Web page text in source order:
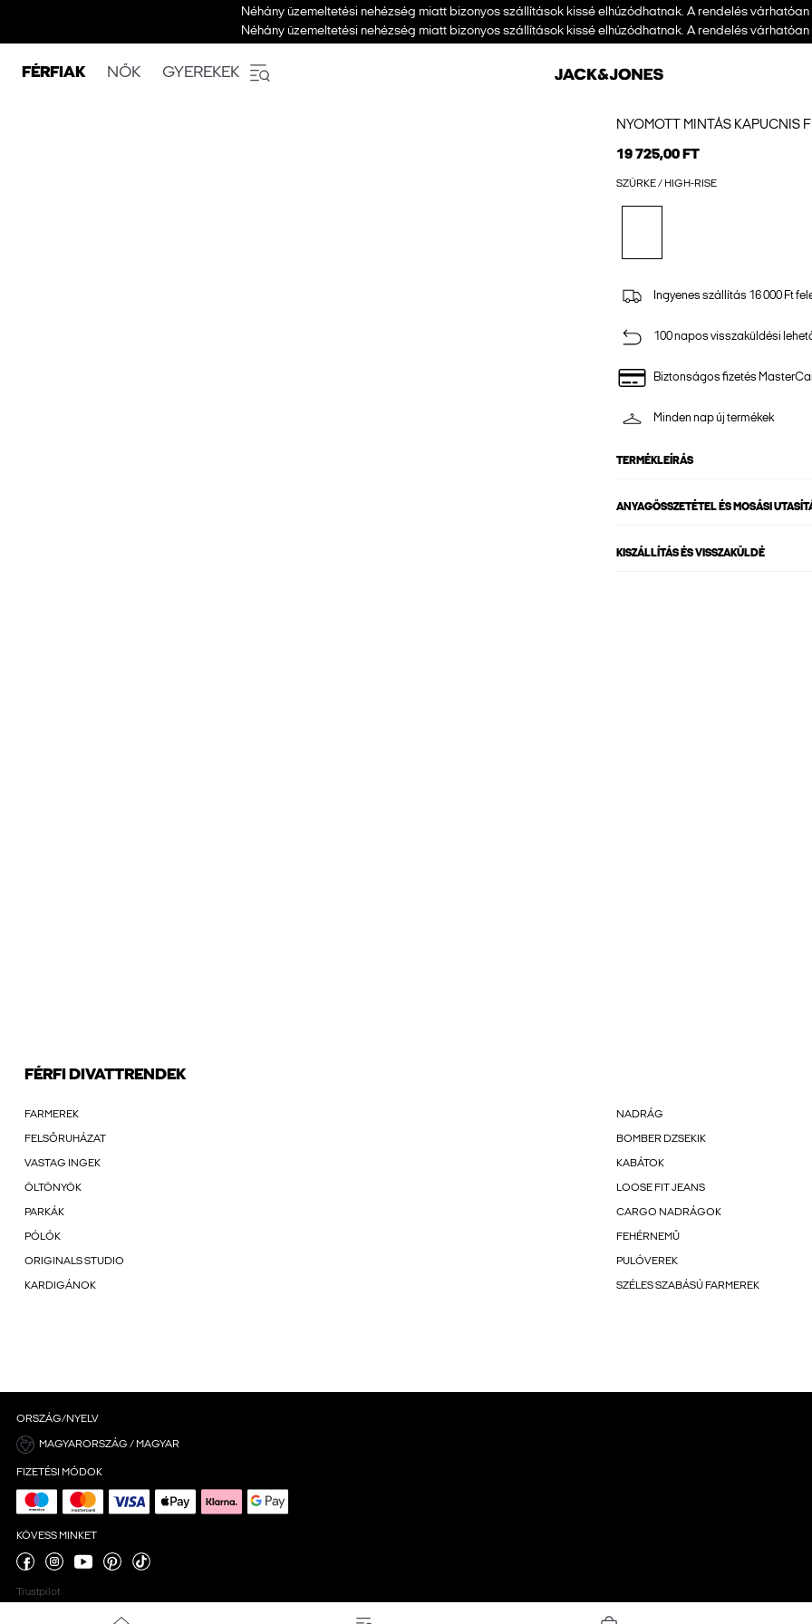
Néhány üzemeltetési nehézség miatt bizonyos szállítások kissé elhúzódhatnak. A rendelés
Néhány üzemeltetési nehézség miatt bizonyos szállítások kissé elhúzódhatnak. A rendelés
FÉRFIAK NŐK GYEREKEK
NYOMOTT MINTÁS KAPUCNIS
19 725,00 FT
SZÜRKE / HIGH-RISE
Ingyenes szállítás 16 000 Ft
100 napos visszaküldési
Biztonságos fizetés
Minden nap új termékek
TERMÉKLEÍRÁS
ANYAGÖSSZETÉTEL ÉS MOSÁSI
KISZÁLLÍTÁS ÉS VISSZAKÜLDÉ
FÉRFI DIVATTRENDEK
FARMEREK NADRÁG
FELSŐRUHÁZAT BOMBER DZSEKIK
VASTAG INGEK KABÁTOK
ÖLTÖNYÖK LOOSE FIT JEANS
PARKÁK CARGO NADRÁGOK
PÓLÓK FEHÉRNEMŰ
ORIGINALS STUDIO PULÓVEREK
KARDIGÁNOK SZÉLES SZABÁSÚ FARMEREK
ORSZÁG/NYELV
MAGYARORSZÁG / MAGYAR
FIZETÉSI MÓDOK
KÖVESS MINKET
Trustpilot